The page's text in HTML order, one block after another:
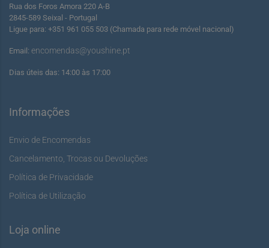
Rua dos Foros Amora 220 A-B
2845-589 Seixal - Portugal
Ligue para: +351 961 055 503 (Chamada para rede móvel nacional)
Email: encomendas@youshine.pt
Dias úteis das: 14:00 às 17:00
Informações
Envio de Encomendas
Cancelamento, Trocas ou Devoluções
Política de Privacidade
Política de Utilização
Loja online